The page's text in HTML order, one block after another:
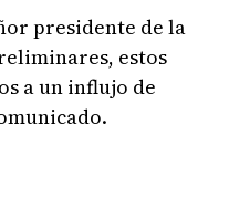
presidente de la
estos
a un influjo de